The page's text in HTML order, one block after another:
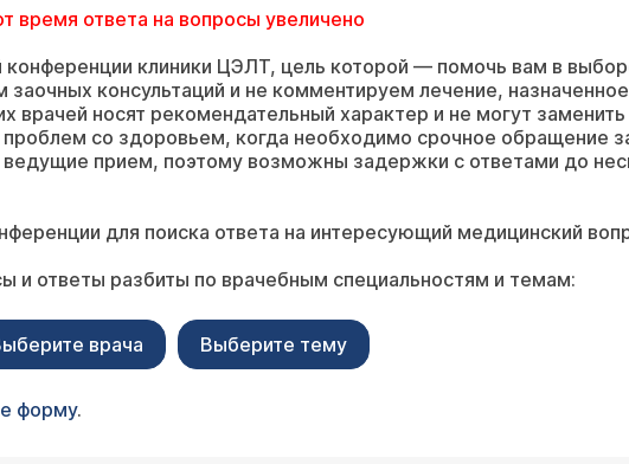
время ответа на вопросы увеличено
клиники ЦЭЛТ, цель которой — помочь вам в
консультаций и не комментируем лечение,
носят рекомендательный характер и не могут
со здоровьем, когда необходимо срочное обращение
прием, поэтому возможны задержки с ответами до
для поиска ответа на интересующий медицинский
и ответы разбиты по врачебным специальностям и темам:
врача Выберите тему
форму.